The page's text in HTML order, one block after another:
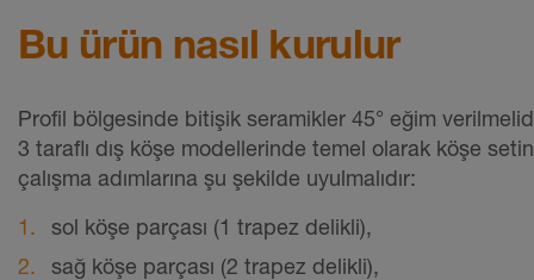
Bu ürün nasıl kurulur
Profil bölgesinde bitişik seramikler 45° eğim
3 taraflı dış köşe modellerinde temel olarak köşe
çalışma adımlarına şu şekilde uyulmalıdır:
sol köşe parçası (1 trapez delikli),
sağ köşe parçası (2 trapez delikli),